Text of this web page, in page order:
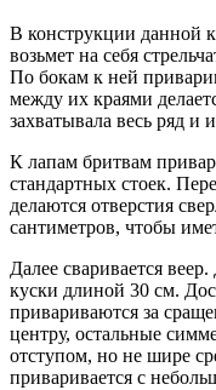
В конструкции данной
возьмет на себя
По бокам к ней
между их краями
захватывала весь ряд
К лапам бритвам
стандартных стоек.
делаются отверстия
сантиметров, чтобы
Далее сваривается
куски длиной 30 см.
привариваются за
центру, остальные
отступом, но не шире
приваривается с